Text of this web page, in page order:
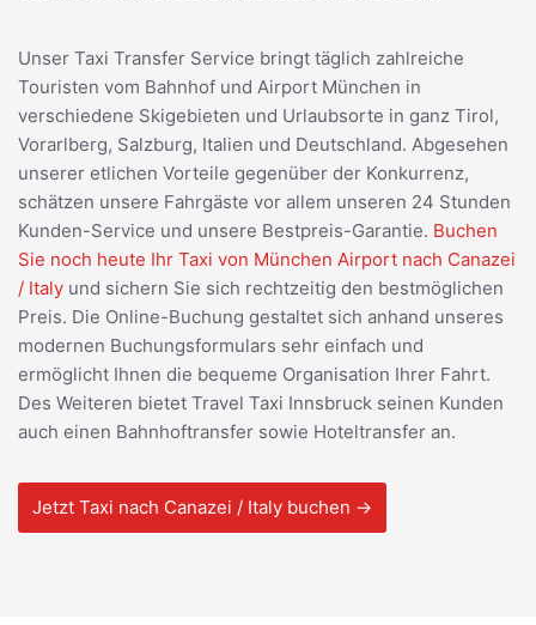
Unser Taxi Transfer Service bringt täglich zahlreiche
Touristen vom Bahnhof und Airport München in
verschiedene Skigebieten und Urlaubsorte in ganz Tirol,
Vorarlberg, Salzburg, Italien und Deutschland. Abgesehen
unserer etlichen Vorteile gegenüber der Konkurrenz,
schätzen unsere Fahrgäste vor allem unseren 24 Stunden
Kunden-Service und unsere Bestpreis-Garantie. Buchen
Sie noch heute Ihr Taxi von München Airport nach Canazei
/ Italy und sichern Sie sich rechtzeitig den bestmöglichen
Preis. Die Online-Buchung gestaltet sich anhand unseres
modernen Buchungsformulars sehr einfach und
ermöglicht Ihnen die bequeme Organisation Ihrer Fahrt.
Des Weiteren bietet Travel Taxi Innsbruck seinen Kunden
auch einen Bahnhoftransfer sowie Hoteltransfer an.
Jetzt Taxi nach Canazei / Italy buchen →